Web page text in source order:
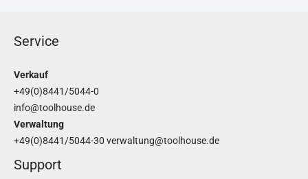
Service
Verkauf
+49(0)8441/5044-0
info@toolhouse.de
Verwaltung
+49(0)8441/5044-30 verwaltung@toolhouse.de
Support